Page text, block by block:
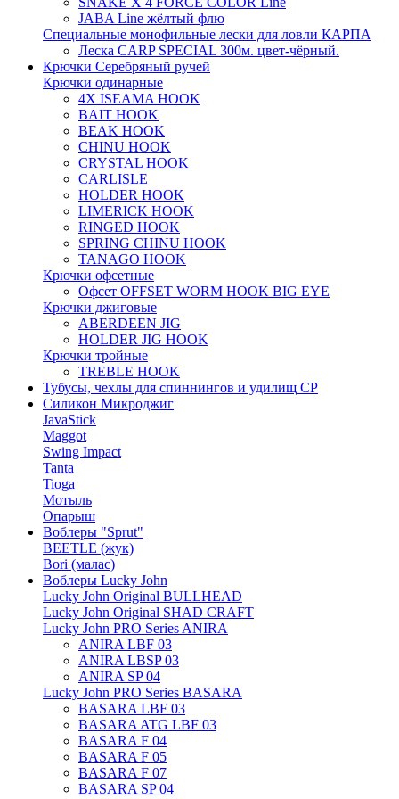
JABA Line жёлтый флю
Специальные монофильные лески для ловли КАРПА
Леска CARP SPECIAL 300м. цвет-чёрный.
Крючки Серебряный ручей
Крючки одинарные
4X ISEAMA HOOK
BAIT HOOK
BEAK HOOK
CHINU HOOK
CRYSTAL HOOK
CARLISLE
HOLDER HOOK
LIMERICK HOOK
RINGED HOOK
SPRING CHINU HOOK
TANAGO HOOK
Крючки офсетные
Офсет OFFSET WORM HOOK BIG EYE
Крючки джиговые
ABERDEEN JIG
HOLDER JIG HOOK
Крючки тройные
TREBLE HOOK
Тубусы, чехлы для спиннингов и удилищ СР
Силикон Микроджиг
JavaStick
Maggot
Swing Impact
Tanta
Tioga
Мотыль
Опарыш
Воблеры "Sprut"
BEETLE (жук)
Bori (малас)
Воблеры Lucky John
Lucky John Original BULLHEAD
Lucky John Original SHAD CRAFT
Lucky John PRO Series ANIRA
ANIRA LBF 03
ANIRA LBSP 03
ANIRA SP 04
Lucky John PRO Series BASARA
BASARA LBF 03
BASARA ATG LBF 03
BASARA F 04
BASARA F 05
BASARA F 07
BASARA SP 04